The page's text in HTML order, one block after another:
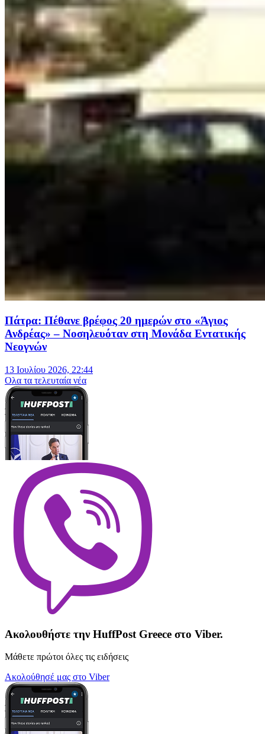
Πάτρα: Πέθανε βρέφος 20 ημερών στο «Άγιος
Ανδρέας» – Νοσηλευόταν στη Μονάδα Εντατικής
Νεογνών
13 Ιουλίου 2026, 22:44
Oλα τα τελευταία νέα
Ακολουθήστε την HuffPost Greece στο Viber.
Μάθετε πρώτοι όλες τις ειδήσεις
Ακολούθησέ μας στο Viber